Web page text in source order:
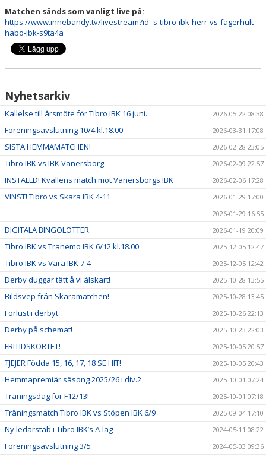
Matchen sänds som vanligt live på:
https://www.innebandy.tv/livestream?id=s-tibro-ibk-herr-vs-fagerhult-
habo-ibk-s9ta4a
Nyhetsarkiv
Kallelse till årsmöte för Tibro IBK 16 juni. 2026-05-22 08:38
Föreningsavslutning 10/4 kl.18.00 2026-03-31 17:08
SISTA HEMMAMATCHEN! 2026-02-28 23:05
Tibro IBK vs IBK Vänersborg. 2026-02-09 22:57
INSTÄLLD! Kvällens match mot Vänersborgs IBK 2026-02-06 17:28
VINST! Tibro vs Skara IBK 4-11
2026-01-29 17:00
2026-01-29 16:55
DIGITALA BINGOLOTTER 2026-01-19 20:09
Tibro IBK vs Tranemo IBK 6/12 kl.18.00 2025-12-05 12:47
Tibro IBK vs Vara IBK 7-4 2025-12-05 12:42
Derby duggar tätt å vi älskart! 2025-10-28 13:55
Bildsvep från Skaramatchen! 2025-10-28 13:45
Förlust i derbyt. 2025-10-26 22:13
Derby på schemat! 2025-10-23 22:03
FRITIDSKORTET! 2025-10-05 20:57
TJEJER Födda 15, 16, 17, 18 SE HIT! 2025-10-05 20:43
Hemmapremiär säsong 2025/26 i div.2 2025-10-01 07:24
Träningsdag för F12/13! 2025-10-01 07:18
Träningsmatch Tibro IBK vs Stöpen IBK 6/9 2025-09-04 17:10
Ny ledarstab i Tibro IBK’s A-lag 2024-05-11 08:22
Föreningsavslutning 3/5 2024-05-03 09:36